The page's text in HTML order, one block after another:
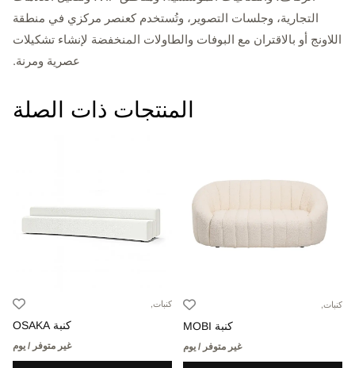
التجارية، وجلسات التصوير، وتُستخدم كعنصر مركزي في منطقة
اللاونج أو بالاقتران مع البوفات والطاولات المنخفضة لإنشاء تشكيلات
عصرية ومرنة.
المنتجات ذات الصلة
كنبات,
كنبة MOBI
غير متوفر / يوم
كنبات,
كنبة OSAKA
غير متوفر / يوم